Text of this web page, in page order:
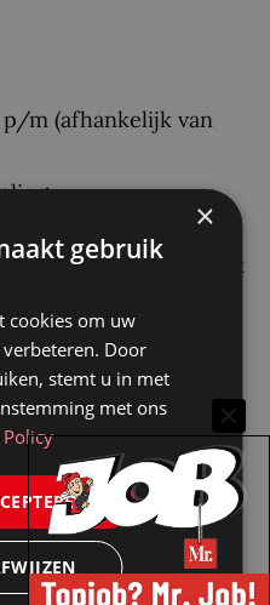
m (afhankelijk van
bespreekbaar)
een 40-urige werkweek
t.w.v. €3.000
die zijn
Group
lunch
GEWEKT?
×
gebruik
cookies om uw
Door
stemt u in met
met ons